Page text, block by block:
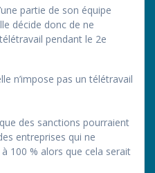
partie de son équipe
décide donc de ne
pendant le 2e
n’impose pas un télétravail
des sanctions pourraient
entreprises qui ne
100 % alors que cela serait